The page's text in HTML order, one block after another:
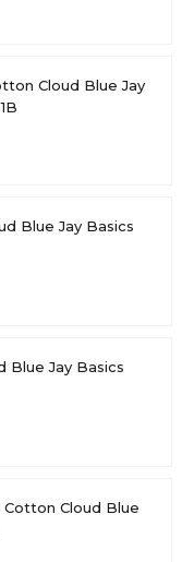
Cloud Blue Jay
Blue Jay Basics
Blue Jay Basics
Cotton Cloud Blue